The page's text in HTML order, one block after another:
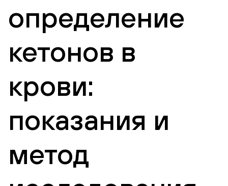
определение
кетонов в
крови:
показания и
метод